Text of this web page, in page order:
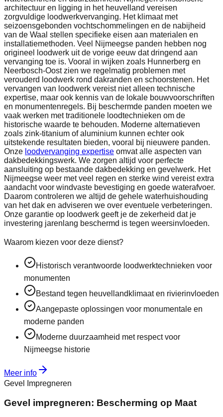
architectuur en ligging in het heuvelland vereisen
zorgvuldige loodwerkvervanging. Het klimaat met
seizoensgebonden vochtschommelingen en de nabijheid
van de Waal stellen specifieke eisen aan materialen en
installatiemethoden. Veel Nijmeegse panden hebben nog
origineel loodwerk uit de vorige eeuw dat dringend aan
vervanging toe is. Vooral in wijken zoals Hunnerberg en
Neerbosch-Oost zien we regelmatig problemen met
verouderd loodwerk rond dakranden en schoorstenen. Het
vervangen van loodwerk vereist niet alleen technische
expertise, maar ook kennis van de lokale bouwvoorschriften
en monumentenregels. Bij beschermde panden moeten we
vaak werken met traditionele loodtechnieken om de
historische waarde te behouden. Moderne alternatieven
zoals zink-titanium of aluminium kunnen echter ook
uitstekende resultaten bieden, vooral bij nieuwere panden.
Onze loodvervanging expertise omvat alle aspecten van
dakbedekkingswerk. We zorgen altijd voor perfecte
aansluiting op bestaande dakbedekking en gevelwerk. Het
Nijmeegse weer met veel regen en sterke wind vereist extra
aandacht voor windvaste bevestiging en goede waterafvoer.
Daarom controleren we altijd de gehele waterhuishouding
van het dak en adviseren we over eventuele verbeteringen.
Onze garantie op loodwerk geeft je de zekerheid dat je
investering jarenlang beschermd is tegen weersinvloeden.
Waarom kiezen voor deze dienst?
Historisch verantwoorde loodwerktechnieken voor
monumenten
Bestand tegen heuvellandklimaat en rivierinvloeden
Aangepaste oplossingen voor monumentale en
moderne panden
Moderne duurzaamheid met respect voor
Nijmeegse historie
Meer info
Gevel Impregneren
Gevel impregneren: Bescherming op Maat